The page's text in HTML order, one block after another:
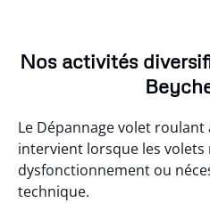
Nos activités
Le Dépannage volet roulant
intervient lorsque les
dysfonctionnement ou
technique.